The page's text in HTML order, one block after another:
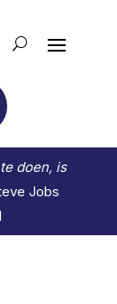
doen, is
Jobs